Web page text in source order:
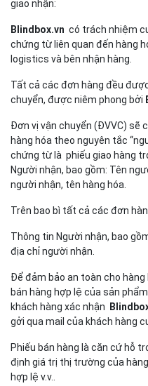
giao nhận:
Blindbox.vn có trách nhiệm
chứng từ liên quan đến hàng
logistics và bên nhận hàng.
Tất cả các đơn hàng đều
chuyển, được niêm phong bởi
Đơn vị vận chuyển (ĐVVC) sẽ
hàng hóa theo nguyên tắc
chứng từ là phiếu giao hàng
Người nhận, bao gồm: Tên
người nhận, tên hàng hóa.
Trên bao bì tất cả các đơn
Thông tin Người nhận, bao
địa chỉ người nhận.
Để đảm bảo an toàn cho hàng
bán hàng hợp lệ của sản
khách hàng xác nhận
gởi qua mail của khách hàng
Phiếu bán hàng là căn cứ hỗ
định giá trị thị trường của
hợp lệ v.v..